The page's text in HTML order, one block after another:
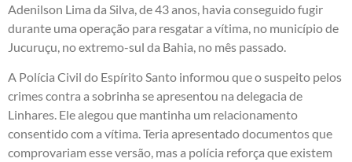
Adenilson Lima da Silva, de 43 anos, havia conseguido fugir
durante uma operação para resgatar a vítima, no município de
Jucuruçu, no extremo-sul da Bahia, no mês passado.
A Polícia Civil do Espírito Santo informou que o suspeito pelos
crimes contra a sobrinha se apresentou na delegacia de
Linhares. Ele alegou que mantinha um relacionamento
consentido com a vítima. Teria apresentado documentos que
comprovariam esse versão, mas a polícia reforça que existem